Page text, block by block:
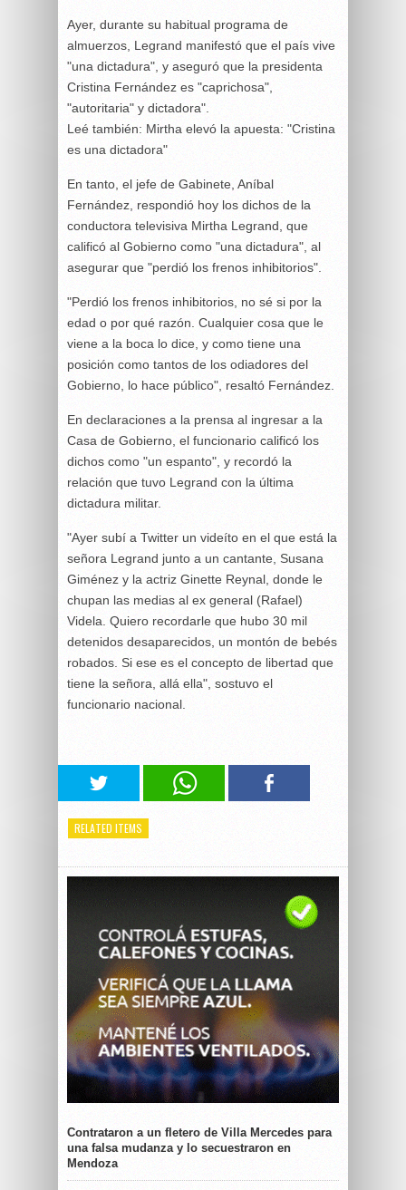
Ayer, durante su habitual programa de
almuerzos, Legrand manifestó que el país vive
"una dictadura", y aseguró que la presidenta
Cristina Fernández es "caprichosa",
"autoritaria" y dictadora".
Leé también: Mirtha elevó la apuesta: "Cristina
es una dictadora"
En tanto, el jefe de Gabinete, Aníbal
Fernández, respondió hoy los dichos de la
conductora televisiva Mirtha Legrand, que
calificó al Gobierno como "una dictadura", al
asegurar que "perdió los frenos inhibitorios".
"Perdió los frenos inhibitorios, no sé si por la
edad o por qué razón. Cualquier cosa que le
viene a la boca lo dice, y como tiene una
posición como tantos de los odiadores del
Gobierno, lo hace público", resaltó Fernández.
En declaraciones a la prensa al ingresar a la
Casa de Gobierno, el funcionario calificó los
dichos como "un espanto", y recordó la
relación que tuvo Legrand con la última
dictadura militar.
"Ayer subí a Twitter un videíto en el que está la
señora Legrand junto a un cantante, Susana
Giménez y la actriz Ginette Reynal, donde le
chupan las medias al ex general (Rafael)
Videla. Quiero recordarle que hubo 30 mil
detenidos desaparecidos, un montón de bebés
robados. Si ese es el concepto de libertad que
tiene la señora, allá ella", sostuvo el
funcionario nacional.
RELATED ITEMS
Contrataron a un fletero de Villa Mercedes para
una falsa mudanza y lo secuestraron en
Mendoza